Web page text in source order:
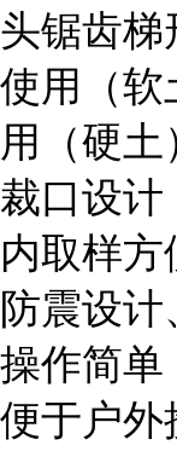
头锯齿梯
使用（软
用（硬
裁口设计
内取样
防震设计
操作简单
便于户外